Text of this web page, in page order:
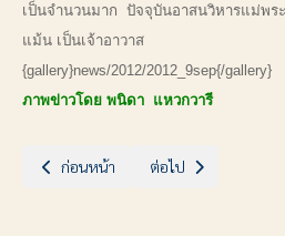
เป็นจำนวนมาก ปัจจุบันอาสนวิหารแม่พ
แม้น เป็นเจ้าอาวาส
{gallery}news/2012/2012_9sep{/gallery}
ภาพข่าวโดย พนิดา แหวกวารี
เนื้อหาก่อนหน้า: ฉลองวัดแม่พระมหาทุกข์
ก่อนหน้า เนื้อหาถัดไป: ขอเชิญ
ต่อไป